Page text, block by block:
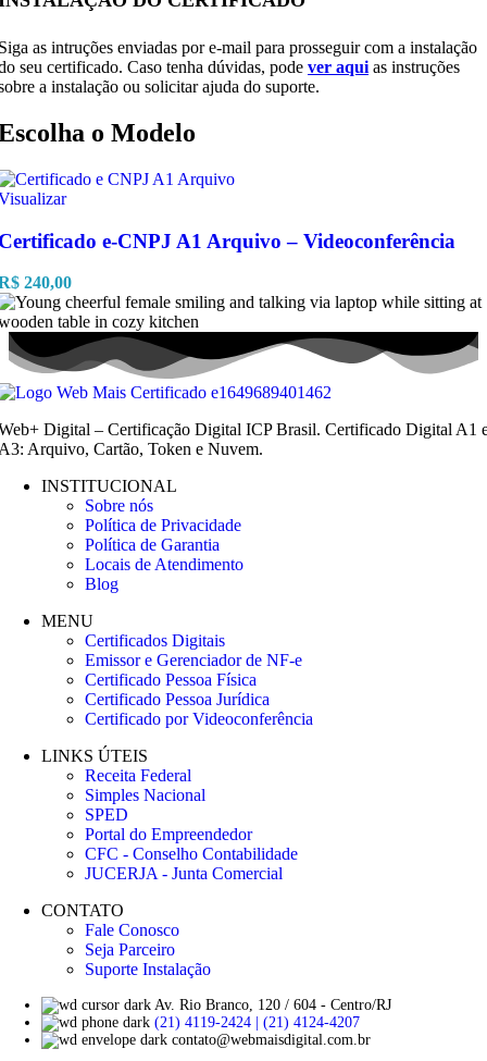
as intruções enviadas por e-mail para prosseguir com a instalação
seu certificado. Caso tenha dúvidas, pode ver aqui as instruções
a instalação ou solicitar ajuda do suporte.
o Modelo
e-CNPJ A1 Arquivo – Videoconferência
240,00
Digital – Certificação Digital ICP Brasil. Certificado Digital A1
Arquivo, Cartão, Token e Nuvem.
INSTITUCIONAL
Sobre nós
Política de Privacidade
Política de Garantia
Locais de Atendimento
Blog
MENU
Certificados Digitais
Emissor e Gerenciador de NF-e
Certificado Pessoa Física
Certificado Pessoa Jurídica
Certificado por Videoconferência
LINKS ÚTEIS
Receita Federal
Simples Nacional
SPED
Portal do Empreendedor
CFC - Conselho Contabilidade
JUCERJA - Junta Comercial
CONTATO
Fale Conosco
Seja Parceiro
Suporte Instalação
Av. Rio Branco, 120 / 604 - Centro/RJ
(21) 4119-2424 | (21) 4124-4207
contato@webmaisdigital.com.br